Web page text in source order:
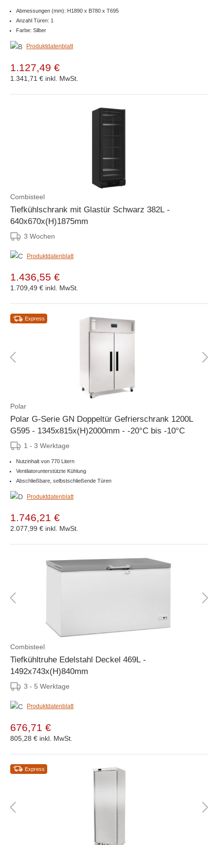
Abmessungen (mm): H1890 x B780 x T695
Anzahl Türen: 1
Farbe: Silber
Produktdatenblatt
1.127,49 €
1.341,71 € inkl. MwSt.
Combisteel
Tiefkühlschrank mit Glastür Schwarz 382L -
640x670x(H)1875mm
3 Wochen
Produktdatenblatt
1.436,55 €
1.709,49 € inkl. MwSt.
Express
Polar
Polar G-Serie GN Doppeltür Gefrierschrank 1200L
G595 - 1345x815x(H)2000mm - -20°C bis -10°C
1 - 3 Werktage
Nutzinhalt von 770 Litern
Ventilatorunterstützte Kühlung
Abschließbare, selbstschließende Türen
Produktdatenblatt
1.746,21 €
2.077,99 € inkl. MwSt.
Combisteel
Tiefkühltruhe Edelstahl Deckel 469L -
1492x743x(H)840mm
3 - 5 Werktage
Produktdatenblatt
676,71 €
805,28 € inkl. MwSt.
Express